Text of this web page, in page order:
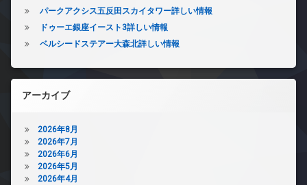
パークアクシス五反田スカイタワー詳しい情報
ドゥーエ銀座イースト3詳しい情報
ベルシードステアー大森北詳しい情報
アーカイブ
2026年8月
2026年7月
2026年6月
2026年5月
2026年4月